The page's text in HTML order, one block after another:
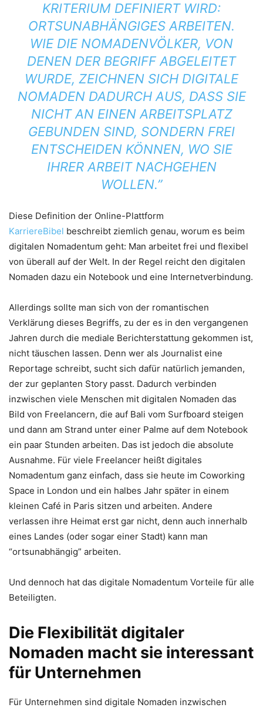
KRITERIUM DEFINIERT WIRD:
ORTSUNABHÄNGIGES ARBEITEN.
WIE DIE NOMADENVÖLKER, VON
DENEN DER BEGRIFF ABGELEITET
WURDE, ZEICHNEN SICH DIGITALE
NOMADEN DADURCH AUS, DASS SIE
NICHT AN EINEN ARBEITSPLATZ
GEBUNDEN SIND, SONDERN FREI
ENTSCHEIDEN KÖNNEN, WO SIE
IHRER ARBEIT NACHGEHEN
WOLLEN.”
Diese Definition der Online-Plattform
KarriereBibel beschreibt ziemlich genau, worum es beim
digitalen Nomadentum geht: Man arbeitet frei und flexibel
von überall auf der Welt. In der Regel reicht den digitalen
Nomaden dazu ein Notebook und eine Internetverbindung.
Allerdings sollte man sich von der romantischen
Verklärung dieses Begriffs, zu der es in den vergangenen
Jahren durch die mediale Berichterstattung gekommen ist,
nicht täuschen lassen. Denn wer als Journalist eine
Reportage schreibt, sucht sich dafür natürlich jemanden,
der zur geplanten Story passt. Dadurch verbinden
inzwischen viele Menschen mit digitalen Nomaden das
Bild von Freelancern, die auf Bali vom Surfboard steigen
und dann am Strand unter einer Palme auf dem Notebook
ein paar Stunden arbeiten. Das ist jedoch die absolute
Ausnahme. Für viele Freelancer heißt digitales
Nomadentum ganz einfach, dass sie heute im Coworking
Space in London und ein halbes Jahr später in einem
kleinen Café in Paris sitzen und arbeiten. Andere
verlassen ihre Heimat erst gar nicht, denn auch innerhalb
eines Landes (oder sogar einer Stadt) kann man
“ortsunabhängig” arbeiten.
Und dennoch hat das digitale Nomadentum Vorteile für alle
Beteiligten.
Die Flexibilität digitaler
Nomaden macht sie interessant
für Unternehmen
Für Unternehmen sind digitale Nomaden inzwischen